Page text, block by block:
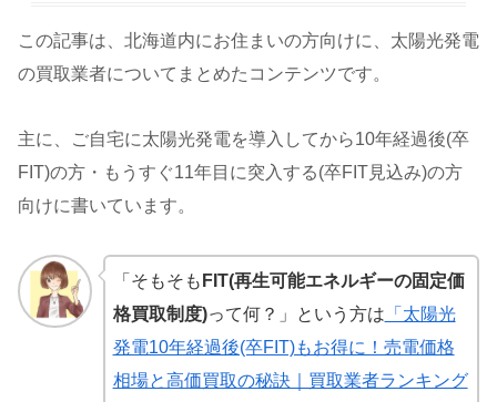
この記事は、北海道内にお住まいの方向けに、太陽光発電
の買取業者についてまとめたコンテンツです。
主に、ご自宅に太陽光発電を導入してから10年経過後(卒
FIT)の方・もうすぐ11年目に突入する(卒FIT見込み)の方
向けに書いています。
「そもそも FIT(再生可能エネルギーの固定価
格買取制度)って何？」という方は 「太陽光
発電10年経過後(卒FIT)もお得に！売電価格
相場と高価買取の秘訣｜買取業者ランキング